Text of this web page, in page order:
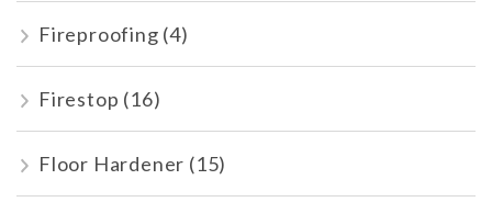
Fireproofing (4)
Firestop (16)
Floor Hardener (15)